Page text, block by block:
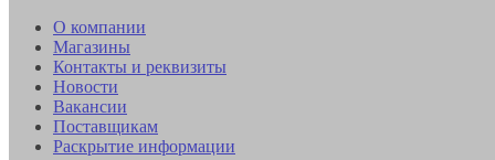
О компании
Магазины
Контакты и реквизиты
Новости
Вакансии
Поставщикам
Раскрытие информации